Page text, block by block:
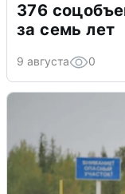
376
за семь лет
9 августа 0